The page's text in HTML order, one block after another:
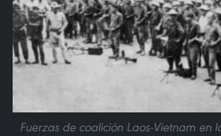
Fuerzas de coalición Laos-Vietnam en